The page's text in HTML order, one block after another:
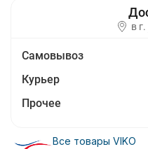
в г.
Самовывоз
Курьер
Прочее
Все товары VIKO